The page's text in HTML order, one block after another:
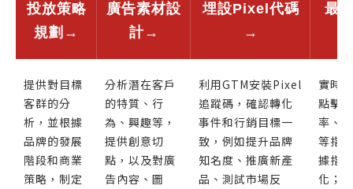
投放策略
規劃→
廣告素材設
計→
埋設Pixel代碼
→
最
提供對目標
客群的分
析，並根據
品牌的發展
階段和商業
策略，制定
分析潛在客戶
的特質、行
為、興趣等，
提供創意切
點，以及對廣
告內容、圖
利用GTM安裝Pixel
追蹤碼，確認轉化
事件和行銷目標一
致，例如提升品牌
知名度、推廣新產
品、測試市場反
實時
點擊
率、
等指
據指
化；